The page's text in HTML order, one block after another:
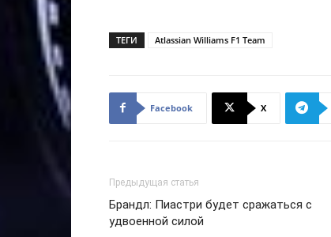
ТЕГИ Atlassian Williams F1 Team
Facebook X
Предыдущая статья
Брандл: Пиастри будет сражаться с
удвоенной силой